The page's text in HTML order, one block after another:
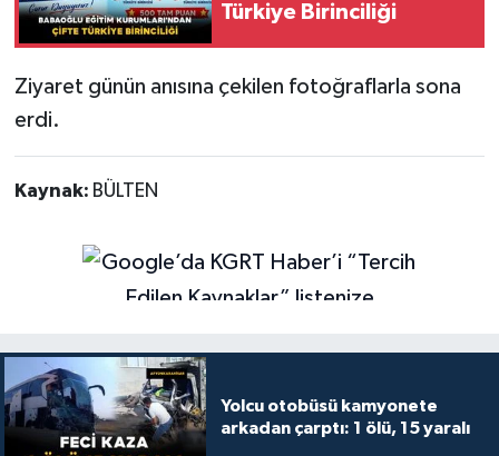
Türkiye Birinciliği
Ziyaret günün anısına çekilen fotoğraflarla sona
erdi.
Kaynak: BÜLTEN
Yolcu otobüsü kamyonete
arkadan çarptı: 1 ölü, 15 yaralı